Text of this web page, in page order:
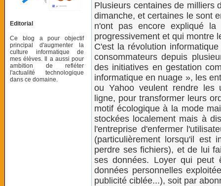
Editorial
Ce blog a pour objectif
principal d'augmenter la
culture informatique de
mes élèves. Il a aussi pour
ambition de refléter
l'actualité technologique
dans ce domaine.
Plusieurs centaines de milliers
dimanche, et certaines le sont
n'ont pas encore expliqué la
progressivement et qui montre
C'est la révolution
consommateurs depuis
des initiatives en gestation
informatique en nuage », les
ou Yahoo veulent rendre les
ligne, pour transformer leurs
motif écologique à la mode
stockées localement mais à
l'entreprise d'enfermer
(particulièrement lorsqu'il est
perdre ses fichiers), et de lui
ses données. Loyer qui peut
données personnelles
publicité ciblée...), soit par